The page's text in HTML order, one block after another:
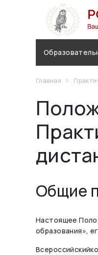
Главная
Общие
Настоящее
образования»,